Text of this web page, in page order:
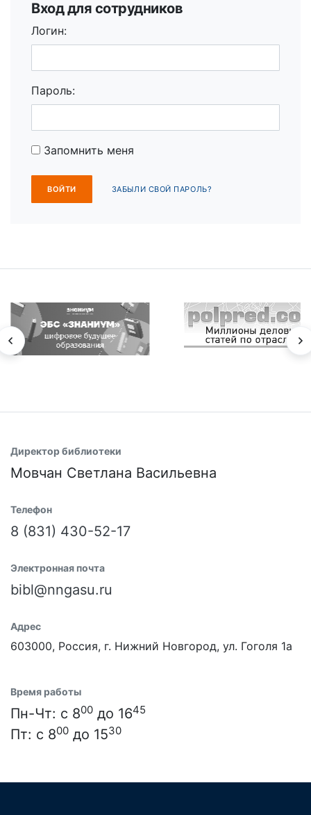
Вход для сотрудников
Логин:
Пароль:
Запомнить меня
ЗАБЫЛИ СВОЙ ПАРОЛЬ?
Директор библиотеки
Мовчан Светлана Васильевна
Телефон
8 (831) 430-52-17
Электронная почта
bibl@nngasu.ru
Адрес
603000, Россия, г. Нижний Новгород, ул. Гоголя 1а
Время работы
Пн-Чт: с 800 до 1645
Пт: с 800 до 1530